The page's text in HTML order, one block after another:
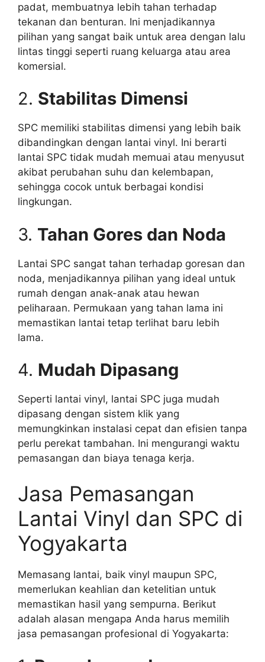
padat, membuatnya lebih tahan terhadap
tekanan dan benturan. Ini menjadikannya
pilihan yang sangat baik untuk area dengan lalu
lintas tinggi seperti ruang keluarga atau area
komersial.
2. Stabilitas Dimensi
SPC memiliki stabilitas dimensi yang lebih baik
dibandingkan dengan lantai vinyl. Ini berarti
lantai SPC tidak mudah memuai atau menyusut
akibat perubahan suhu dan kelembapan,
sehingga cocok untuk berbagai kondisi
lingkungan.
3. Tahan Gores dan Noda
Lantai SPC sangat tahan terhadap goresan dan
noda, menjadikannya pilihan yang ideal untuk
rumah dengan anak-anak atau hewan
peliharaan. Permukaan yang tahan lama ini
memastikan lantai tetap terlihat baru lebih
lama.
4. Mudah Dipasang
Seperti lantai vinyl, lantai SPC juga mudah
dipasang dengan sistem klik yang
memungkinkan instalasi cepat dan efisien tanpa
perlu perekat tambahan. Ini mengurangi waktu
pemasangan dan biaya tenaga kerja.
Jasa Pemasangan
Lantai Vinyl dan SPC di
Yogyakarta
Memasang lantai, baik vinyl maupun SPC,
memerlukan keahlian dan ketelitian untuk
memastikan hasil yang sempurna. Berikut
adalah alasan mengapa Anda harus memilih
jasa pemasangan profesional di Yogyakarta: